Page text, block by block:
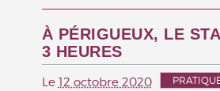
À PÉRIGUEUX, LE
3 HEURES
Le 12 octobre 2020